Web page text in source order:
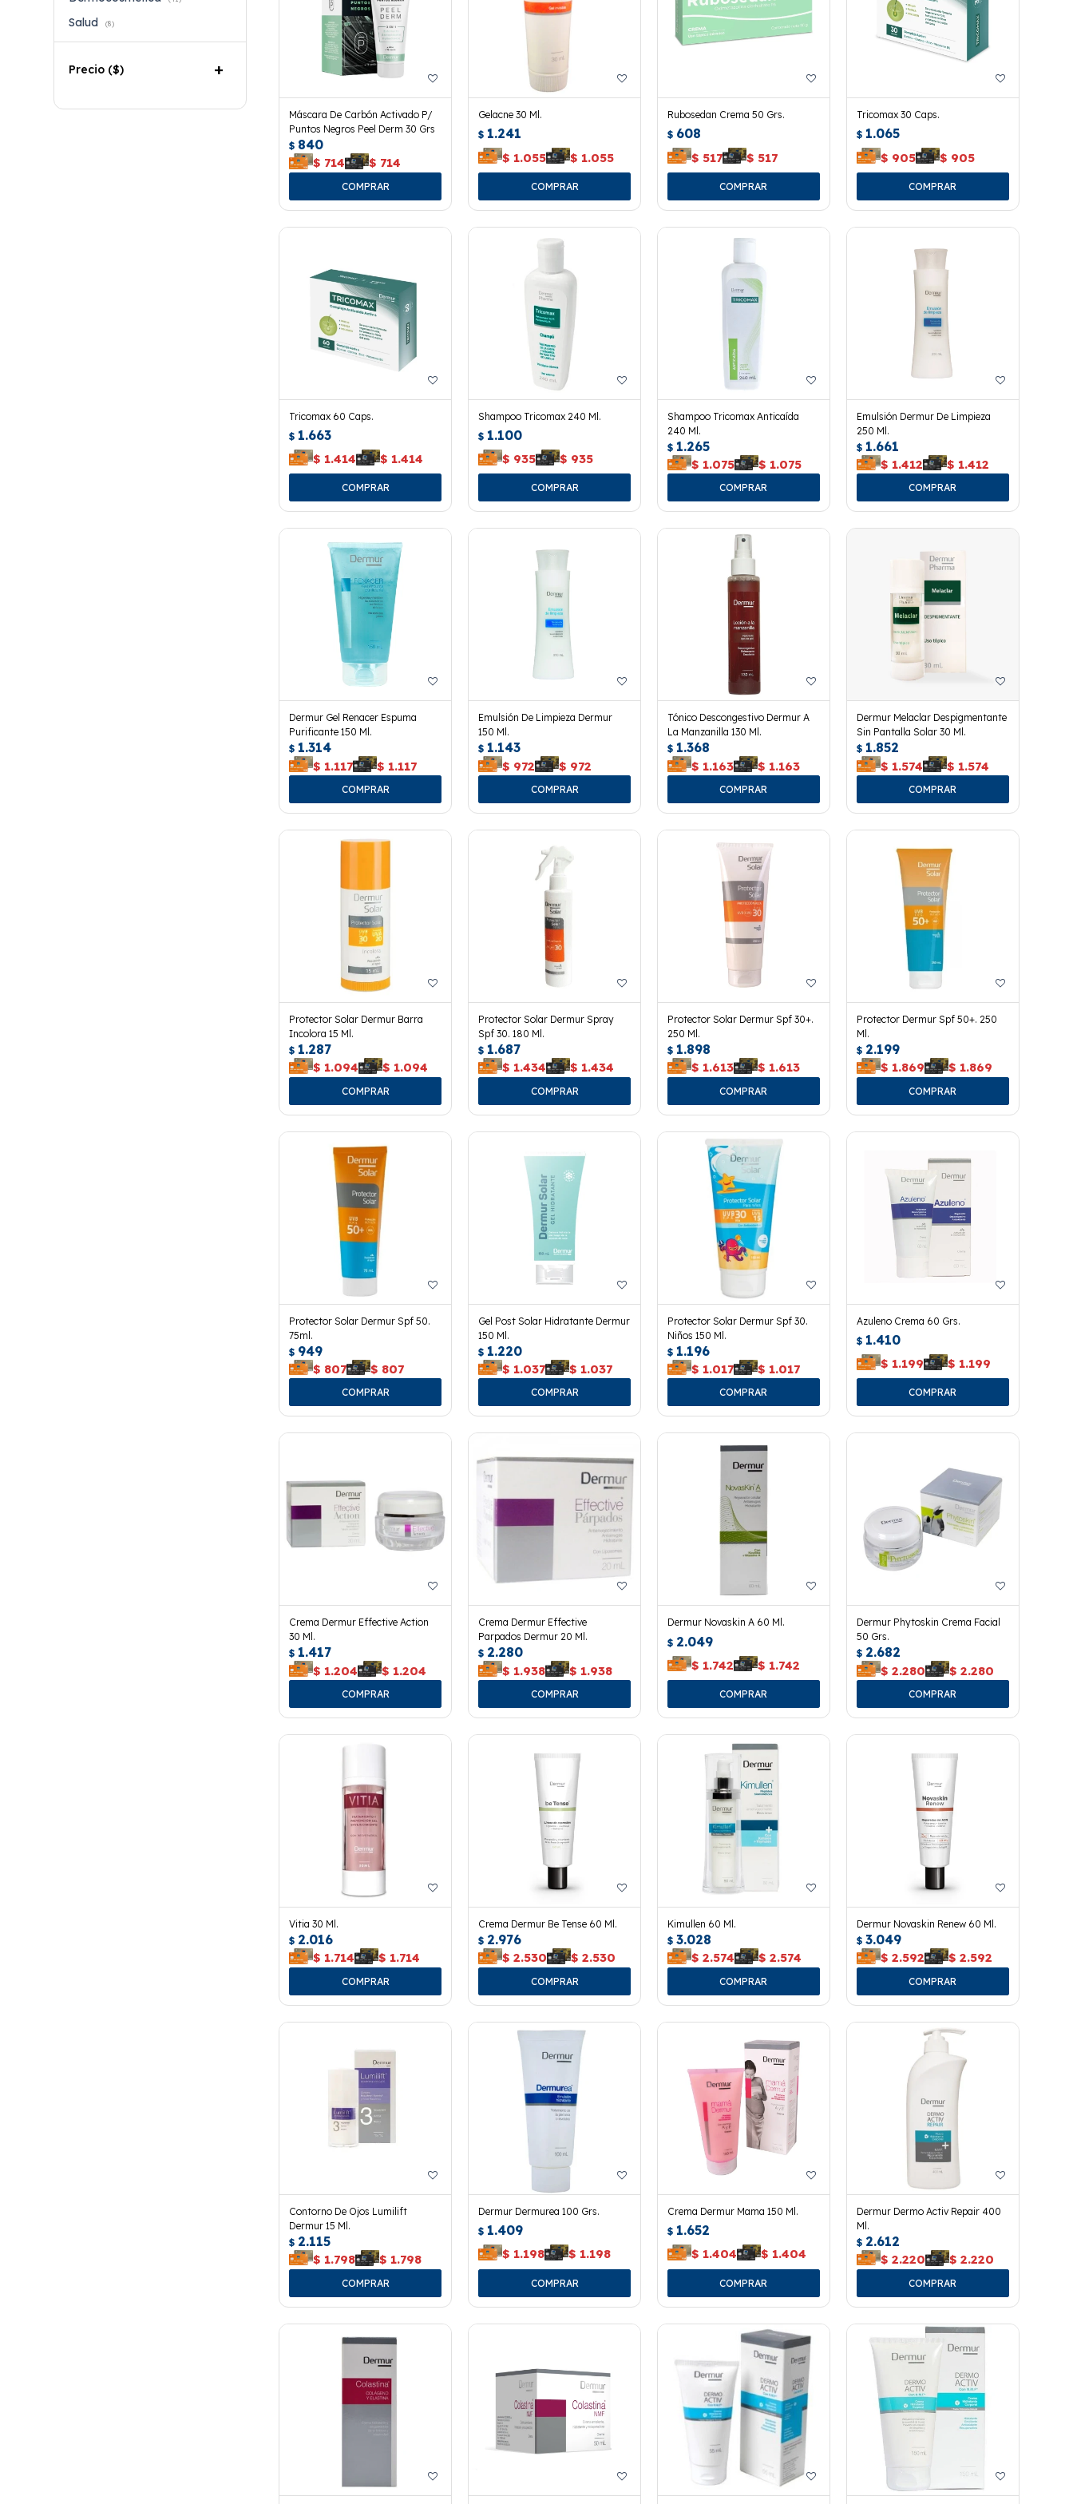
Máscara De Carbón Activado P/
Puntos Negros Peel Derm 30 Grs
$ 840
$ 714 $ 714
Gelacne 30 Ml.
$ 1.241
$ 1.055 $ 1.055
Rubosedan Crema 50 Grs.
$ 608
$ 517 $ 517
Tricomax 30 Caps.
$ 1.065
$ 905 $ 905
Tricomax 60 Caps.
$ 1.663
$ 1.414 $ 1.414
Shampoo Tricomax 240 Ml.
$ 1.100
$ 935 $ 935
Shampoo Tricomax Anticaída
240 Ml.
$ 1.265
$ 1.075 $ 1.075
Emulsión Dermur De Limpieza
250 Ml.
$ 1.661
$ 1.412 $ 1.412
Dermur Gel Renacer Espuma
Purificante 150 Ml.
$ 1.314
$ 1.117 $ 1.117
Emulsión De Limpieza Dermur
150 Ml.
$ 1.143
$ 972 $ 972
Tónico Descongestivo Dermur A
La Manzanilla 130 Ml.
$ 1.368
$ 1.163 $ 1.163
Dermur Melaclar Despigmentante
Sin Pantalla Solar 30 Ml.
$ 1.852
$ 1.574 $ 1.574
Protector Solar Dermur Barra
Incolora 15 Ml.
$ 1.287
$ 1.094 $ 1.094
Protector Solar Dermur Spray
Spf 30. 180 Ml.
$ 1.687
$ 1.434 $ 1.434
Protector Solar Dermur Spf 30+.
250 Ml.
$ 1.898
$ 1.613 $ 1.613
Protector Dermur Spf 50+. 250
Ml.
$ 2.199
$ 1.869 $ 1.869
Protector Solar Dermur Spf 50.
75ml.
$ 949
$ 807 $ 807
Gel Post Solar Hidratante Dermur
150 Ml.
$ 1.220
$ 1.037 $ 1.037
Protector Solar Dermur Spf 30.
Niños 150 Ml.
$ 1.196
$ 1.017 $ 1.017
Azuleno Crema 60 Grs.
$ 1.410
$ 1.199 $ 1.199
Crema Dermur Effective Action
30 Ml.
$ 1.417
$ 1.204 $ 1.204
Crema Dermur Effective
Parpados Dermur 20 Ml.
$ 2.280
$ 1.938 $ 1.938
Dermur Novaskin A 60 Ml.
$ 2.049
$ 1.742 $ 1.742
Dermur Phytoskin Crema Facial
50 Grs.
$ 2.682
$ 2.280 $ 2.280
Vitia 30 Ml.
$ 2.016
$ 1.714 $ 1.714
Crema Dermur Be Tense 60 Ml.
$ 2.976
$ 2.530 $ 2.530
Kimullen 60 Ml.
$ 3.028
$ 2.574 $ 2.574
Dermur Novaskin Renew 60 Ml.
$ 3.049
$ 2.592 $ 2.592
Contorno De Ojos Lumilift
Dermur 15 Ml.
$ 2.115
$ 1.798 $ 1.798
Dermur Dermurea 100 Grs.
$ 1.409
$ 1.198 $ 1.198
Crema Dermur Mama 150 Ml.
$ 1.652
$ 1.404 $ 1.404
Dermur Dermo Activ Repair 400
Ml.
$ 2.612
$ 2.220 $ 2.220
Salud (8)
Precio ($)